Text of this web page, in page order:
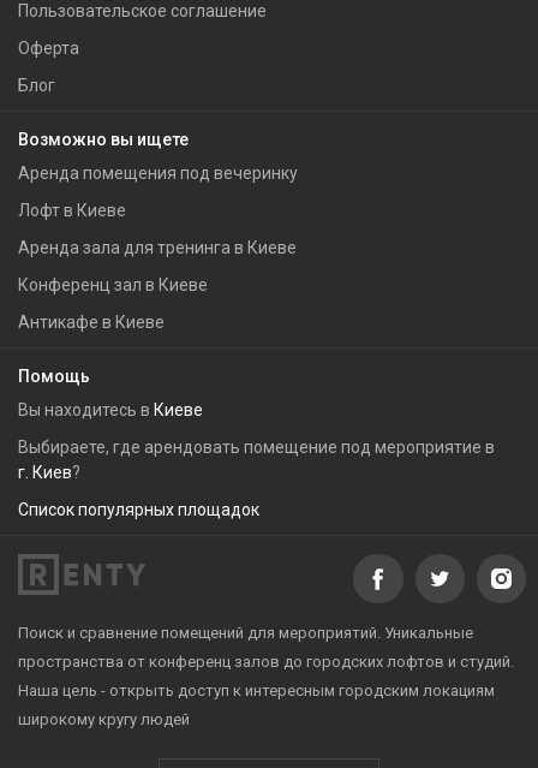
Пользовательское соглашение
Оферта
Блог
Возможно вы ищете
Аренда помещения под вечеринку
Лофт в Киеве
Аренда зала для тренинга в Киеве
Конференц зал в Киеве
Антикафе в Киеве
Помощь
Вы находитесь в Киеве
Выбираете, где арендовать помещение под мероприятие в
г. Киев?
Список популярных площадок
Поиск и сравнение помещений для мероприятий. Уникальные
пространства от конференц залов до городских лофтов и студий.
Наша цель - открыть доступ к интересным городским локациям
широкому кругу людей